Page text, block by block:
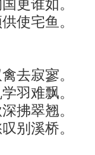
更谁如。
使宅鱼。
去寂寥。
羽难飘。
拂翠翘。
别溪桥。